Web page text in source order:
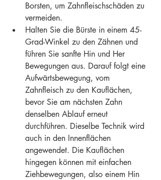
Borsten, um Zahnfleischschäden zu
vermeiden.
Halten Sie die Bürste in einem 45-
Grad-Winkel zu den Zähnen und
führen Sie sanfte Hin und Her
Bewegungen aus. Darauf folgt eine
Aufwärtsbewegung, vom
Zahnfleisch zu den Kauflächen,
bevor Sie am nächsten Zahn
denselben Ablauf erneut
durchführen. Dieselbe Technik wird
auch in den Innenflächen
angewendet. Die Kauflächen
hingegen können mit einfachen
Ziehbewegungen, also einem Hin